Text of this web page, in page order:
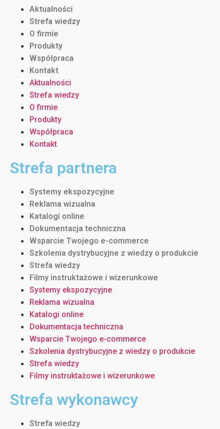
Aktualności
Strefa wiedzy
O firmie
Produkty
Współpraca
Kontakt
Aktualności
Strefa wiedzy
O firmie
Produkty
Współpraca
Kontakt
Strefa partnera
Systemy ekspozycyjne
Reklama wizualna
Katalogi online
Dokumentacja techniczna
Wsparcie Twojego e-commerce
Szkolenia dystrybucyjne z wiedzy o produkcie
Strefa wiedzy
Filmy instruktażowe i wizerunkowe
Systemy ekspozycyjne
Reklama wizualna
Katalogi online
Dokumentacja techniczna
Wsparcie Twojego e-commerce
Szkolenia dystrybucyjne z wiedzy o produkcie
Strefa wiedzy
Filmy instruktażowe i wizerunkowe
Strefa wykonawcy
Strefa wiedzy